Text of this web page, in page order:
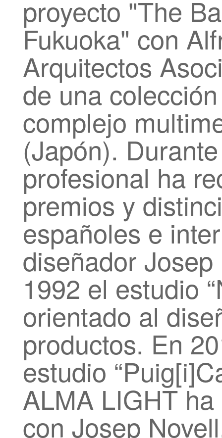
proyecto "The
Fukuoka" con
Arquitectos
de una
complejo
(Japón).
profesional ha
premios y
españoles e
diseñador
1992 el estudio
orientado al
productos. En
estudio
ALMA LIGHT
con Josep